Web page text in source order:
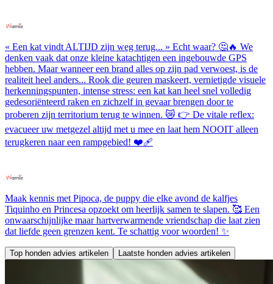
« Een kat vindt ALTIJD zijn weg terug... » Echt waar? 🤔🔥 We
denken vaak dat onze kleine katachtigen een ingebouwde GPS
hebben. Maar wanneer een brand alles op zijn pad verwoest, is de
realiteit heel anders... Rook die geuren maskeert, vernietigde visuele
herkenningspunten, intense stress: een kat kan heel snel volledig
gedesoriënteerd raken en zichzelf in gevaar brengen door te
proberen zijn territorium terug te winnen. 😿 👉 De vitale reflex:
evacueer uw metgezel altijd met u mee en laat hem NOOIT alleen
terugkeren naar een rampgebied! ❤️‍🩹
Maak kennis met Pipoca, de puppy die elke avond de kalfjes
Tiquinho en Princesa opzoekt om heerlijk samen te slapen. 🥰 Een
onwaarschijnlijke maar hartverwarmende vriendschap die laat zien
dat liefde geen grenzen kent. Te schattig voor woorden! ✨
Top honden advies artikelen Laatste honden advies artikelen